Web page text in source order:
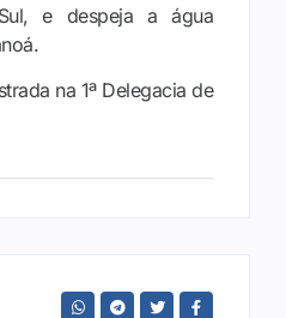
e despeja a água
na 1ª Delegacia de